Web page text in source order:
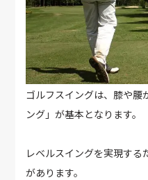
ゴルフスイングは、膝や腰
ング」が基本となります。
レベルスイングを実現す
があります。